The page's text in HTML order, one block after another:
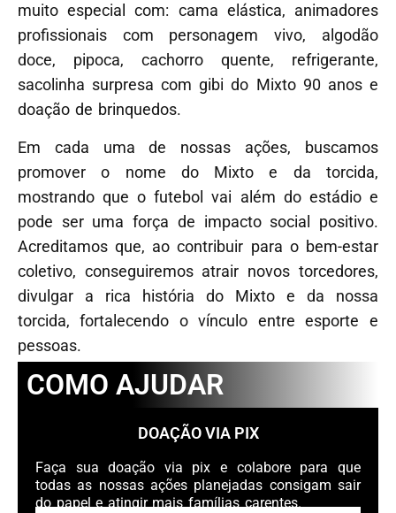
muito especial com: cama elástica, animadores
profissionais com personagem vivo, algodão
doce, pipoca, cachorro quente, refrigerante,
sacolinha surpresa com gibi do Mixto 90 anos e
doação de brinquedos.
Em cada uma de nossas ações, buscamos
promover o nome do Mixto e da torcida,
mostrando que o futebol vai além do estádio e
pode ser uma força de impacto social positivo.
Acreditamos que, ao contribuir para o bem-estar
coletivo, conseguiremos atrair novos torcedores,
divulgar a rica história do Mixto e da nossa
torcida, fortalecendo o vínculo entre esporte e
pessoas.
COMO AJUDAR
DOAÇÃO VIA PIX
Faça sua doação via pix e colabore para que
todas as nossas ações planejadas consigam sair
do papel e atingir mais famílias carentes.